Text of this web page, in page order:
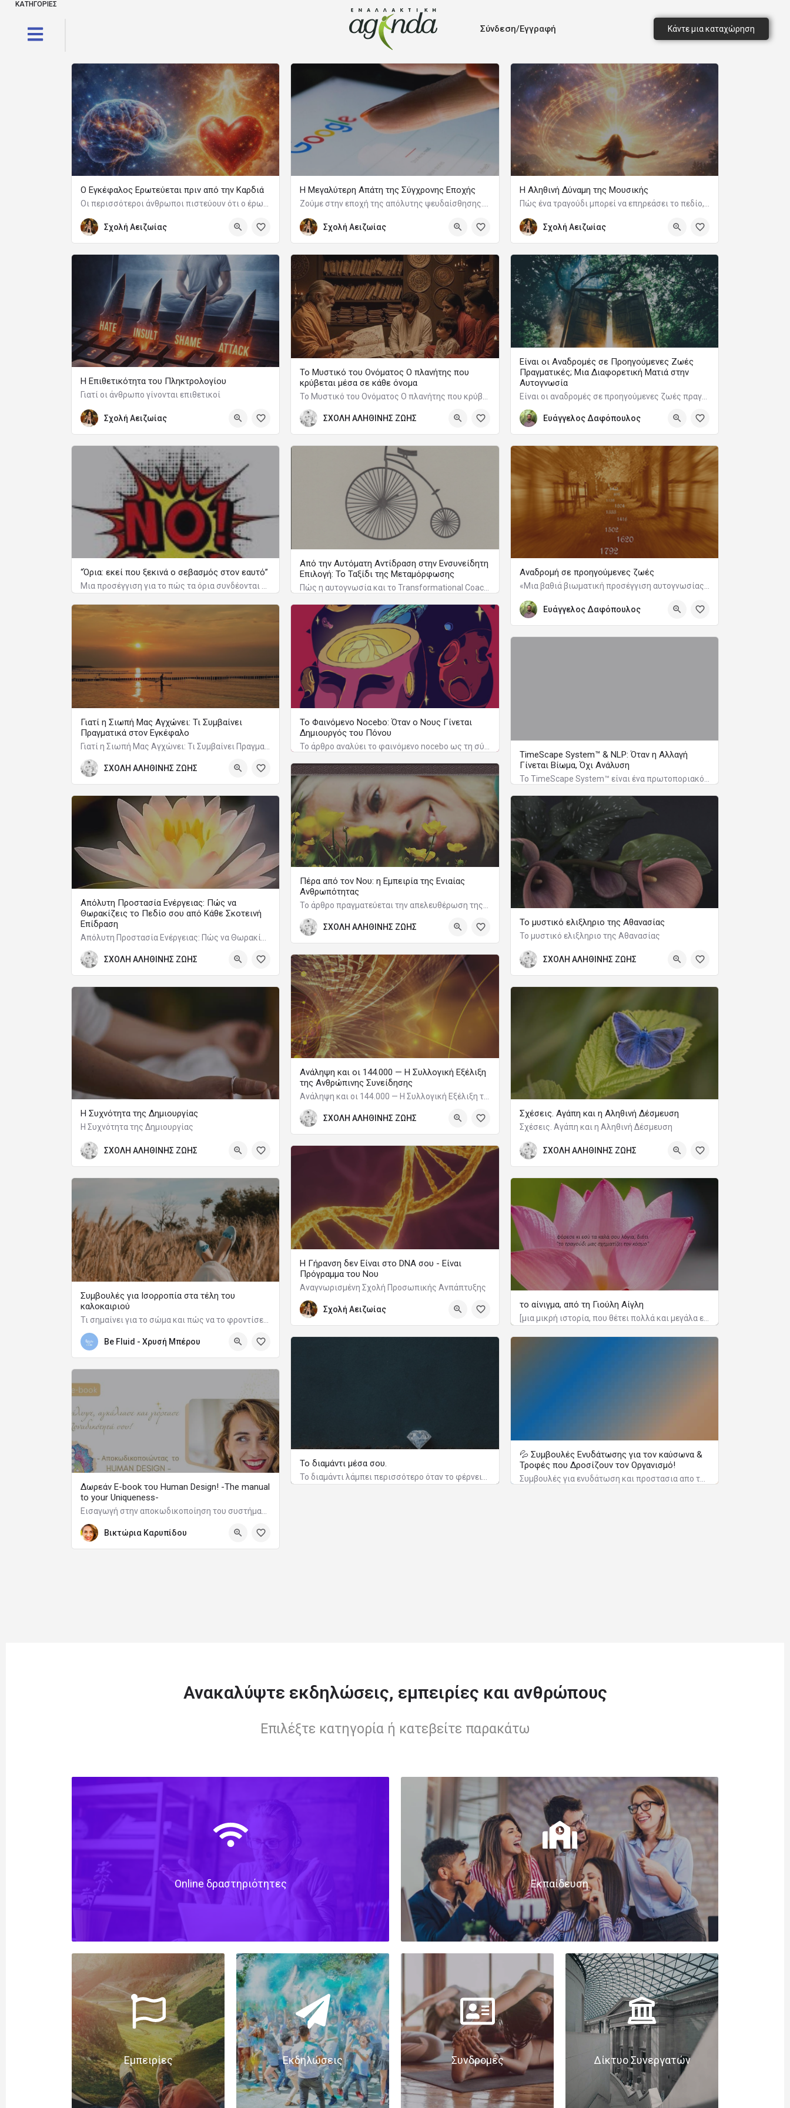
ΚΑΤΗΓΟΡΙΕΣ
Σύνδεση/Εγγραφή Κάντε μια καταχώρηση
Ο Εγκέφαλος Ερωτεύεται πριν από την Καρδιά
Σχολή Αειζωίας
Η Μεγαλύτερη Απάτη της Σύγχρονης Εποχής
Σχολή Αειζωίας
Η Αληθινή Δύναμη της Μουσικής
Σχολή Αειζωίας
Η Επιθετικότητα του Πληκτρολογίου
Γιατί οι άνθρωπο γίνονται επιθετικοί
Σχολή Αειζωίας
Το Μυστικό του Ονόματος Ο πλανήτης που
κρύβεται μέσα σε κάθε όνομα
ΣΧΟΛΗ ΑΛΗΘΙΝΗΣ ΖΩΗΣ
Είναι οι Αναδρομές σε Προηγούμενες Ζωές
Πραγματικές; Μια Διαφορετική Ματιά στην
Αυτογνωσία
Είναι οι αναδρομές σε προηγούμενες ζωές πραγματικές εμπειρίες ή συμβολικές εικόνες του ασυνειδήτου; Μια ψυχολογική και θεραπευτική προσέγγιση στο φαινόμενο.
Ευάγγελος Δαφόπουλος
“Όρια: εκεί που ξεκινά ο σεβασμός στον εαυτό”
Από την Αυτόματη Αντίδραση στην Ενσυνείδητη
Επιλογή: Το Ταξίδι της Μεταμόρφωσης
Αναδρομή σε προηγούμενες ζωές
Ευάγγελος Δαφόπουλος
Γιατί η Σιωπή Μας Αγχώνει: Τι Συμβαίνει
Πραγματικά στον Εγκέφαλο
ΣΧΟΛΗ ΑΛΗΘΙΝΗΣ ΖΩΗΣ
Το Φαινόμενο Nocebo: Όταν ο Νους Γίνεται
Δημιουργός του Πόνου
TimeScape System™ & NLP: Όταν η Αλλαγή
Γίνεται Βίωμα, Όχι Ανάλυση
Πέρα από τον Νου: η Εμπειρία της Ενιαίας
Ανθρωπότητας
ΣΧΟΛΗ ΑΛΗΘΙΝΗΣ ΖΩΗΣ
Απόλυτη Προστασία Ενέργειας: Πώς να
Θωρακίζεις το Πεδίο σου από Κάθε Σκοτεινή
Επίδραση
ΣΧΟΛΗ ΑΛΗΘΙΝΗΣ ΖΩΗΣ
Το μυστικό ελιξληριο της Αθανασίας
Το μυστικό ελιξληριο της Αθανασίας
ΣΧΟΛΗ ΑΛΗΘΙΝΗΣ ΖΩΗΣ
Ανάληψη και οι 144.000 — Η Συλλογική Εξέλιξη
της Ανθρώπινης Συνείδησης
ΣΧΟΛΗ ΑΛΗΘΙΝΗΣ ΖΩΗΣ
Η Συχνότητα της Δημιουργίας
Η Συχνότητα της Δημιουργίας
ΣΧΟΛΗ ΑΛΗΘΙΝΗΣ ΖΩΗΣ
Σχέσεις. Αγάπη και η Αληθινή Δέσμευση
Σχέσεις. Αγάπη και η Αληθινή Δέσμευση
ΣΧΟΛΗ ΑΛΗΘΙΝΗΣ ΖΩΗΣ
Η Γήρανση δεν Είναι στο DNA σου - Είναι
Πρόγραμμα του Νου
Αναγνωρισμένη Σχολή Προσωπικής Ανπάπτυξης
Σχολή Αειζωίας
Συμβουλές για Ισορροπία στα τέλη του
καλοκαιριού
Be Fluid - Χρυσή Μπέρου
το αίνιγμα, από τη Γιούλη Αίγλη
[μια μικρή ιστορία, που θέτει πολλά και μεγάλα ερωτήματα]
Το διαμάντι μέσα σου.
💦 Συμβουλές Ενυδάτωσης για τον καύσωνα &
Τροφές που Δροσίζουν τον Οργανισμό!
Συμβουλές για ενυδάτωση και προστασια απο τον καύσωνα.
Δωρεάν E-book του Human Design! -The manual
to your Uniqueness-
Βικτώρια Καρυπίδου
Ανακαλύψτε εκδηλώσεις, εμπειρίες και ανθρώπους
Επιλέξτε κατηγορία ή κατεβείτε παρακάτω
Online δραστηριότητες Εκπαίδευση
Εμπειρίες Εκδηλώσεις Συνδρομές Δίκτυο Συνεργατών